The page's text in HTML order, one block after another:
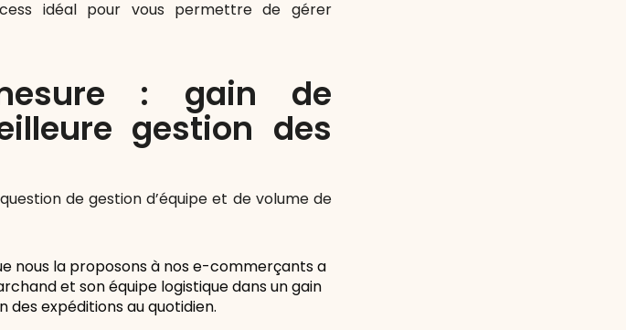
idéal pour vous permettre de gérer
: gain de
gestion des
de gestion d’équipe et de volume de
nous la proposons à nos e-commerçants a
et son équipe logistique dans un gain
expéditions au quotidien.